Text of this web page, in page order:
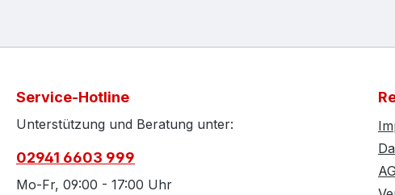
Service-Hotline
Unterstützung und Beratung unter:
02941 6603 999
Mo-Fr, 09:00 - 17:00 Uhr